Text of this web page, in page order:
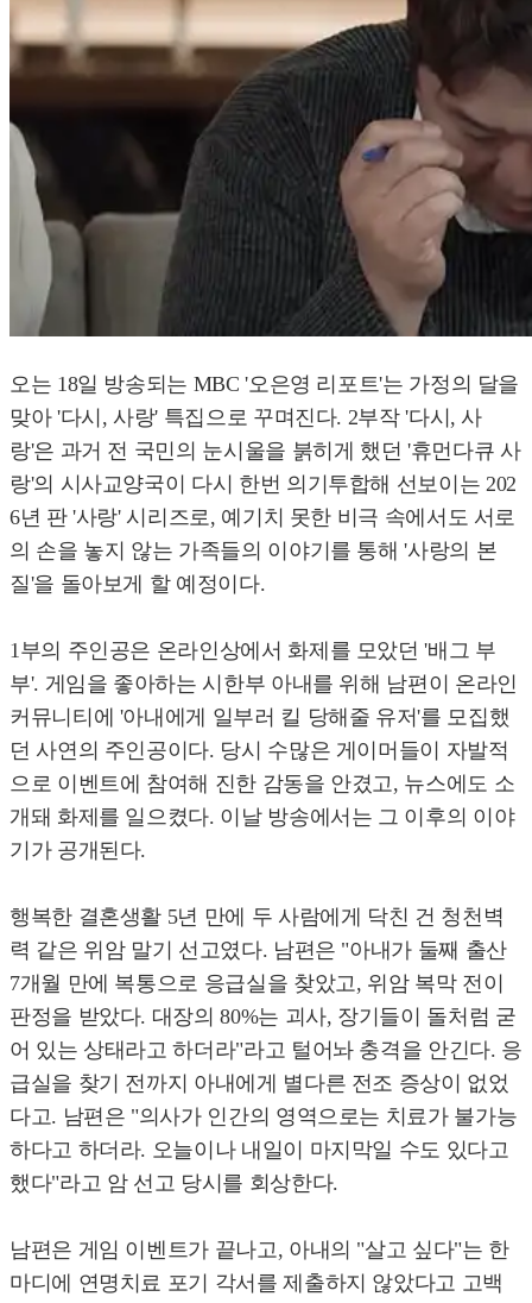
오는 18일 방송되는 MBC '오은영 리포트'는 가정의 달을
맞아 '다시, 사랑' 특집으로 꾸며진다. 2부작 '다시, 사
랑'은 과거 전 국민의 눈시울을 붉히게 했던 '휴먼다큐 사
랑'의 시사교양국이 다시 한번 의기투합해 선보이는 202
6년 판 '사랑' 시리즈로, 예기치 못한 비극 속에서도 서로
의 손을 놓지 않는 가족들의 이야기를 통해 '사랑의 본
질'을 돌아보게 할 예정이다.
1부의 주인공은 온라인상에서 화제를 모았던 '배그 부
부'. 게임을 좋아하는 시한부 아내를 위해 남편이 온라인
커뮤니티에 '아내에게 일부러 킬 당해줄 유저'를 모집했
던 사연의 주인공이다. 당시 수많은 게이머들이 자발적
으로 이벤트에 참여해 진한 감동을 안겼고, 뉴스에도 소
개돼 화제를 일으켰다. 이날 방송에서는 그 이후의 이야
기가 공개된다.
행복한 결혼생활 5년 만에 두 사람에게 닥친 건 청천벽
력 같은 위암 말기 선고였다. 남편은 "아내가 둘째 출산
7개월 만에 복통으로 응급실을 찾았고, 위암 복막 전이
판정을 받았다. 대장의 80%는 괴사, 장기들이 돌처럼 굳
어 있는 상태라고 하더라"라고 털어놔 충격을 안긴다. 응
급실을 찾기 전까지 아내에게 별다른 전조 증상이 없었
다고. 남편은 "의사가 인간의 영역으로는 치료가 불가능
하다고 하더라. 오늘이나 내일이 마지막일 수도 있다고
했다"라고 암 선고 당시를 회상한다.
남편은 게임 이벤트가 끝나고, 아내의 "살고 싶다"는 한
마디에 연명치료 포기 각서를 제출하지 않았다고 고백